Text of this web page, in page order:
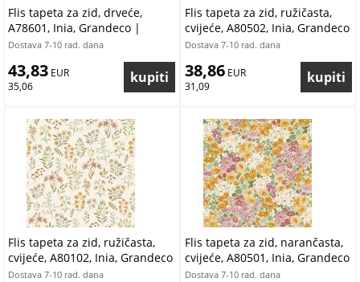
Flis tapeta za zid, drveće,
A78601, Inia, Grandeco |
Ljepilo besplatno
Dostava 7-10 rad. dana
43,83 EUR
35,06
Flis tapeta za zid, ružičasta,
cvijeće, A80502, Inia, Grandeco
| Ljepilo besplatno
Dostava 7-10 rad. dana
38,86 EUR
31,09
Flis tapeta za zid, ružičasta,
cvijeće, A80102, Inia, Grandeco
| Ljepilo besplatno
Dostava 7-10 rad. dana
Flis tapeta za zid, narančasta,
cvijeće, A80501, Inia, Grandeco
| Ljepilo besplatno
Dostava 7-10 rad. dana